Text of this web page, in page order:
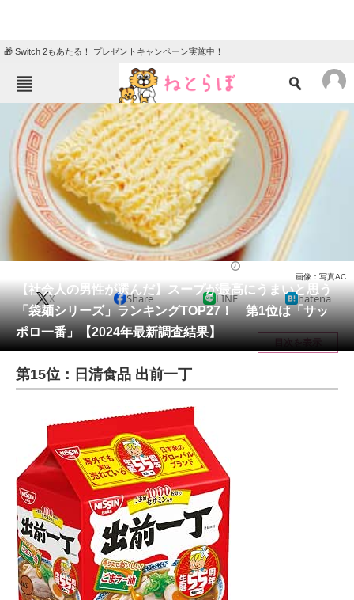
🎁 Switch 2もあたる！ プレゼントキャンペーン実施中！
ねとらぼメニュー
TOP ニュース
エンタメ クイズ
グルメ 地域
住まい 教育・育児
リサーチ
会員記事
メディア
注目記事を集めた総合ページ
ITの今と未来を見通す
スマホと通信の最新トレンド
進化するPCとデバイスの未来
好きが集まる 比べて選べる
ビジネスと働き方のヒント
AI活用のいまが分かる
企業ITのトレンドを詳説
【社会人の男性が選んだ】スープが最高にうまいと思う
「袋麺シリーズ」ランキングTOP27！ 第1位は「サッ
ポロ一番」【2024年最新調査結果】
画像：写真AC
X Share LINE hatena
目次を表示
第15位：日清食品 出前一丁